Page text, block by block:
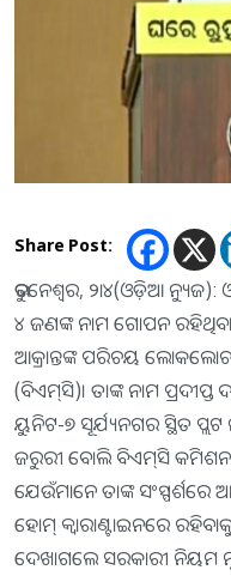
Share Post:
ଭୁବନେଶ୍ୱର, ୨ା୪(ଓଡ଼ିଆ
୪ ଜଣଙ୍କ ନାମ ଗୋପନ
ଆକ୍ରାନ୍ତଙ୍କ ପରିଚୟ
(ବିଏମ୍‌ସି)। ତାଙ୍କ ନାମ
ୟୁନିଟ-୭ ସୂର୍ଯ୍ୟନଗର ସ୍ଥିତ
ଜରୁରୀ ବୋଲି ବିଏମ୍‌ସି କମିଶନର
ଯେଉଁମାନେ ତାଙ୍କ
ହୋମ୍‌ କ୍ୱାରାଣ୍ଟାଇନରେ
ଦେଖାଗଲେ ସରକାରୀ ନିୟମ